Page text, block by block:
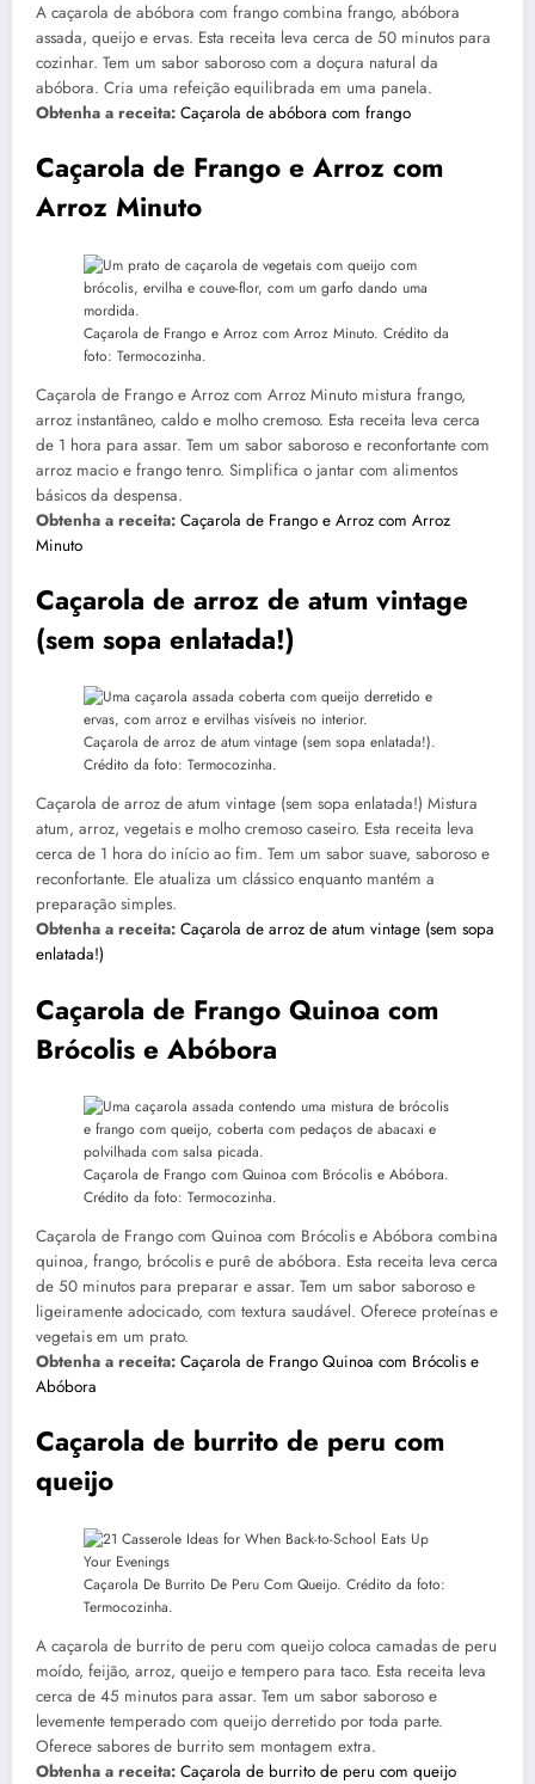
A caçarola de abóbora com frango combina frango, abóbora
assada, queijo e ervas. Esta receita leva cerca de 50 minutos para
cozinhar. Tem um sabor saboroso com a doçura natural da
abóbora. Cria uma refeição equilibrada em uma panela.
Obtenha a receita: Caçarola de abóbora com frango
Caçarola de Frango e Arroz com
Arroz Minuto
Caçarola de Frango e Arroz com Arroz Minuto. Crédito da
foto: Termocozinha.
Caçarola de Frango e Arroz com Arroz Minuto mistura frango,
arroz instantâneo, caldo e molho cremoso. Esta receita leva cerca
de 1 hora para assar. Tem um sabor saboroso e reconfortante com
arroz macio e frango tenro. Simplifica o jantar com alimentos
básicos da despensa.
Obtenha a receita: Caçarola de Frango e Arroz com Arroz
Minuto
Caçarola de arroz de atum vintage
(sem sopa enlatada!)
Caçarola de arroz de atum vintage (sem sopa enlatada!).
Crédito da foto: Termocozinha.
Caçarola de arroz de atum vintage (sem sopa enlatada!) Mistura
atum, arroz, vegetais e molho cremoso caseiro. Esta receita leva
cerca de 1 hora do início ao fim. Tem um sabor suave, saboroso e
reconfortante. Ele atualiza um clássico enquanto mantém a
preparação simples.
Obtenha a receita: Caçarola de arroz de atum vintage (sem sopa
enlatada!)
Caçarola de Frango Quinoa com
Brócolis e Abóbora
Caçarola de Frango com Quinoa com Brócolis e Abóbora.
Crédito da foto: Termocozinha.
Caçarola de Frango com Quinoa com Brócolis e Abóbora combina
quinoa, frango, brócolis e purê de abóbora. Esta receita leva cerca
de 50 minutos para preparar e assar. Tem um sabor saboroso e
ligeiramente adocicado, com textura saudável. Oferece proteínas e
vegetais em um prato.
Obtenha a receita: Caçarola de Frango Quinoa com Brócolis e
Abóbora
Caçarola de burrito de peru com
queijo
Caçarola De Burrito De Peru Com Queijo. Crédito da foto:
Termocozinha.
A caçarola de burrito de peru com queijo coloca camadas de peru
moído, feijão, arroz, queijo e tempero para taco. Esta receita leva
cerca de 45 minutos para assar. Tem um sabor saboroso e
levemente temperado com queijo derretido por toda parte.
Oferece sabores de burrito sem montagem extra.
Obtenha a receita: Caçarola de burrito de peru com queijo